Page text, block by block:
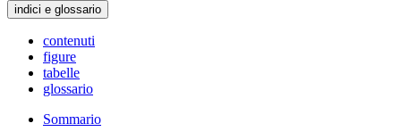
indici e glossario
contenuti
figure
tabelle
glossario
Sommario